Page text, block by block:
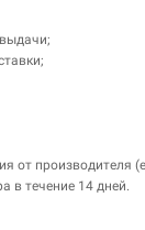
от производителя
в течение 14 дней.